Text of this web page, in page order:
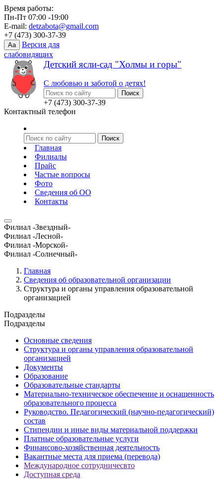
Время работы:
Пн-Пт 07:00 -19:00
E-mail: detzabota@gmail.com
+7 (473) 300-37-39
Aa
Версия для
слабовидящих
Детский ясли-сад "Холмы и горы"
С любовью и заботой о детях!
+7 (473) 300-37-39
Контактный телефон
Главная
Филиалы
Прайс
Частые вопросы
Фото
Сведения об ОО
Контакты
Филиал -Звездный-
Филиал -Лесной-
Филиал -Морской-
Филиал -Солнечный-
Главная
Сведения об образовательной организации
Структура и органы управления образовательной
организацией
Подразделы
Подразделы
Основные сведения
Структура и органы управления образовательной
организацией
Документы
Образование
Образовательные стандарты
Материально-техническое обеспечение и оснащенность
образовательного процесса
Руководство. Педагогический (научно-педагогический)
состав
Стипендии и иные виды материальной поддержки
Платные образовательные услуги
Финансово-хозяйственная деятельность
Вакантные места для приема (перевода)
Международное сотрудничесвто
Доступная среда